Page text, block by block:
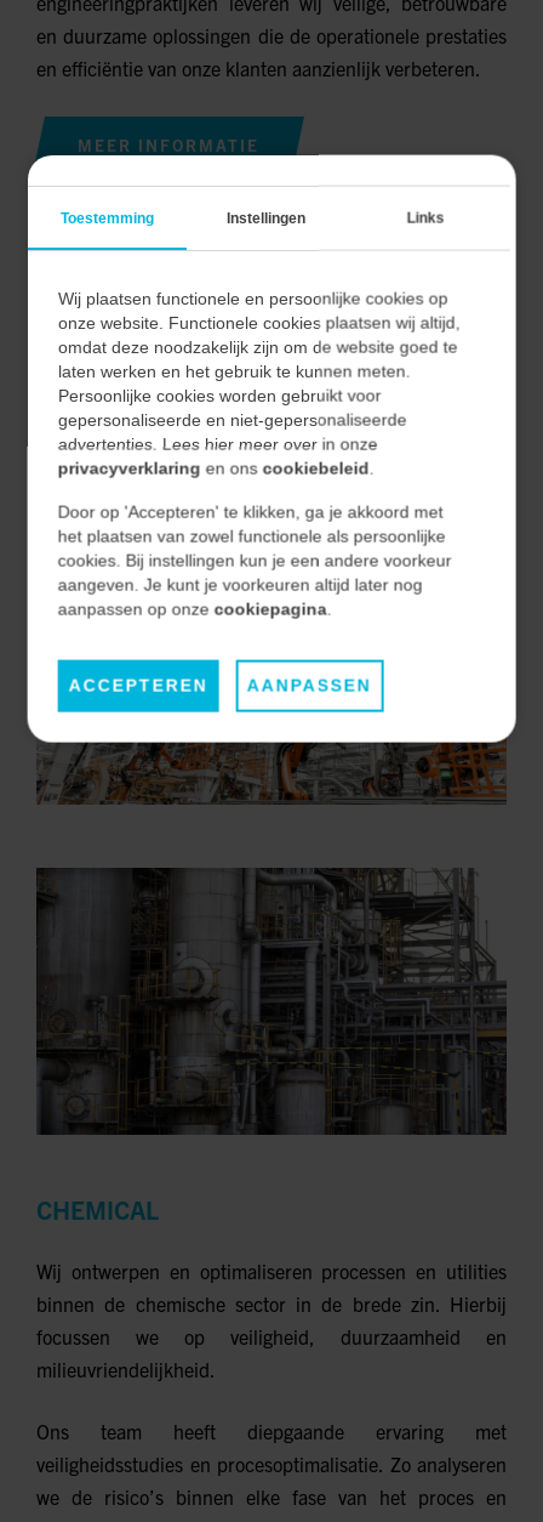
en duurzame oplossingen die de operationele prestaties
en efficiëntie van onze klanten aanzienlijk verbeteren.
MEER INFORMATIE
INDUSTRIAL AUTOMATION
Het ontwerpen van de procesbesturing voor een
pilotplant, het implementeren van een nieuwe
machinebesturing en het oplossen van complexe
storingen zijn slechts een aantal voorbeelden van de
werkzaamheden waarmee wij ons bezighouden.
MEER INFORMATIE
CHEMICAL
Wij ontwerpen en optimaliseren processen en utilities
binnen de chemische sector in de brede zin. Hierbij
focussen we op veiligheid, duurzaamheid en
milieuvriendelijkheid.
Ons team heeft diepgaande ervaring met
veiligheidsstudies en procesoptimalisatie. Zo analyseren
we de risico’s binnen elke fase van het proces en
Toestemming Instellingen Links
Wij plaatsen functionele en persoonlijke cookies op
onze website. Functionele cookies plaatsen wij altijd,
omdat deze noodzakelijk zijn om de website goed te
laten werken en het gebruik te kunnen meten.
Persoonlijke cookies worden gebruikt voor
gepersonaliseerde en niet-gepersonaliseerde
advertenties. Lees hier meer over in onze
privacyverklaring en onscookiebeleid .
Door op 'Accepteren' te klikken, ga je akkoord met
het plaatsen van zowel functionele als persoonlijke
cookies. Bij instellingen kun je een andere voorkeur
aangeven. Je kunt je voorkeuren altijd later nog
aanpassen op onzecookiepagina.
ACCEPTEREN AANPASSEN